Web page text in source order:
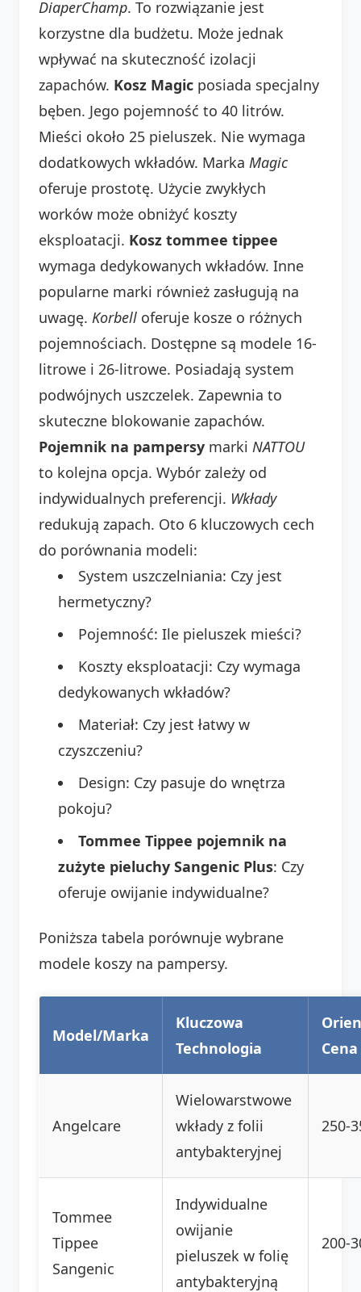
DiaperChamp. To rozwiązanie jest
korzystne dla budżetu. Może jednak
wpływać na skuteczność izolacji
zapachów. Kosz Magic posiada specjalny
bęben. Jego pojemność to 40 litrów.
Mieści około 25 pieluszek. Nie wymaga
dodatkowych wkładów. Marka Magic
oferuje prostotę. Użycie zwykłych
worków może obniżyć koszty
eksploatacji. Kosz tommee tippee
wymaga dedykowanych wkładów. Inne
popularne marki również zasługują na
uwagę. Korbell oferuje kosze o różnych
pojemnościach. Dostępne są modele 16-
litrowe i 26-litrowe. Posiadają system
podwójnych uszczelek. Zapewnia to
skuteczne blokowanie zapachów.
Pojemnik na pampersy marki NATTOU
to kolejna opcja. Wybór zależy od
indywidualnych preferencji. Wkłady
redukują zapach. Oto 6 kluczowych cech
do porównania modeli:
System uszczelniania: Czy jest
hermetyczny?
Pojemność: Ile pieluszek mieści?
Koszty eksploatacji: Czy wymaga
dedykowanych wkładów?
Materiał: Czy jest łatwy w
czyszczeniu?
Design: Czy pasuje do wnętrza
pokoju?
Tommee Tippee pojemnik na
zużyte pieluchy Sangenic Plus: Czy
oferuje owijanie indywidualne?
Poniższa tabela porównuje wybrane
modele koszy na pampersy.
Model/Marka
Kluczowa
Technologia
Cena
Angelcare
Wielowarstwowe
wkłady z folii
antybakteryjnej
250-
Tommee
Tippee
Sangenic
Indywidualne
owijanie
pieluszek w folię
antybakteryjną
200-